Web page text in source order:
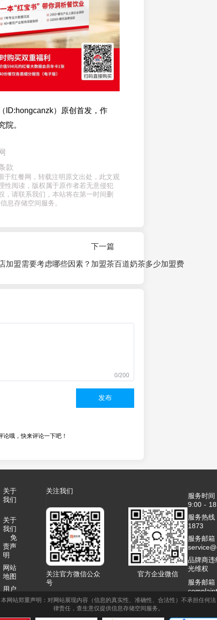
ID:hongcanzk）原创首发，作
院。
款
于红餐网，转载注明原文出处，此文观
性阅读，版权属于原作者若无意侵犯
，请联系我们，本站将在第一时间删
息存储空间服务。
加盟需要考虑哪些因素？
下一篇
加盟茶百道奶茶多少加盟费
0/200
发布
论哦，快来评论一下吧！
关于
我们
关于
我们
免
责声
明
网站
地图
用户
协议
关注我们
关注官方微信公众
号
官方企业微信
服务时
9:00 -
服务热
1873
服务邮箱
品牌商违
光维权
服务邮箱
客服QQ
商务合作
本网站郑重声明：对网站展现内容（信息的真实性、准确性、合法性）不承担任何法
律责任，查生意仅提供信息存储空间服务。